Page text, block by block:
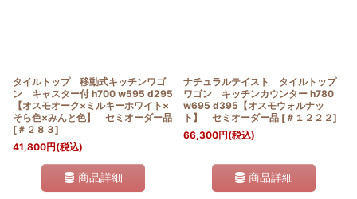
タイルトップ 移動式キッチンワゴ
ン キャスター付 h700 w595 d295
【オスモオーク×ミルキーホワイト×
そら色×みんと色】 セミオーダー品
[ ＃２８３]
41,800円(税込)
商品詳細
ナチュラルテイスト タイルトップ
ワゴン キッチンカウンター h780
w695 d395【オスモウォルナッ
ト】 セミオーダー品 [ ＃１２２２]
66,300円(税込)
商品詳細